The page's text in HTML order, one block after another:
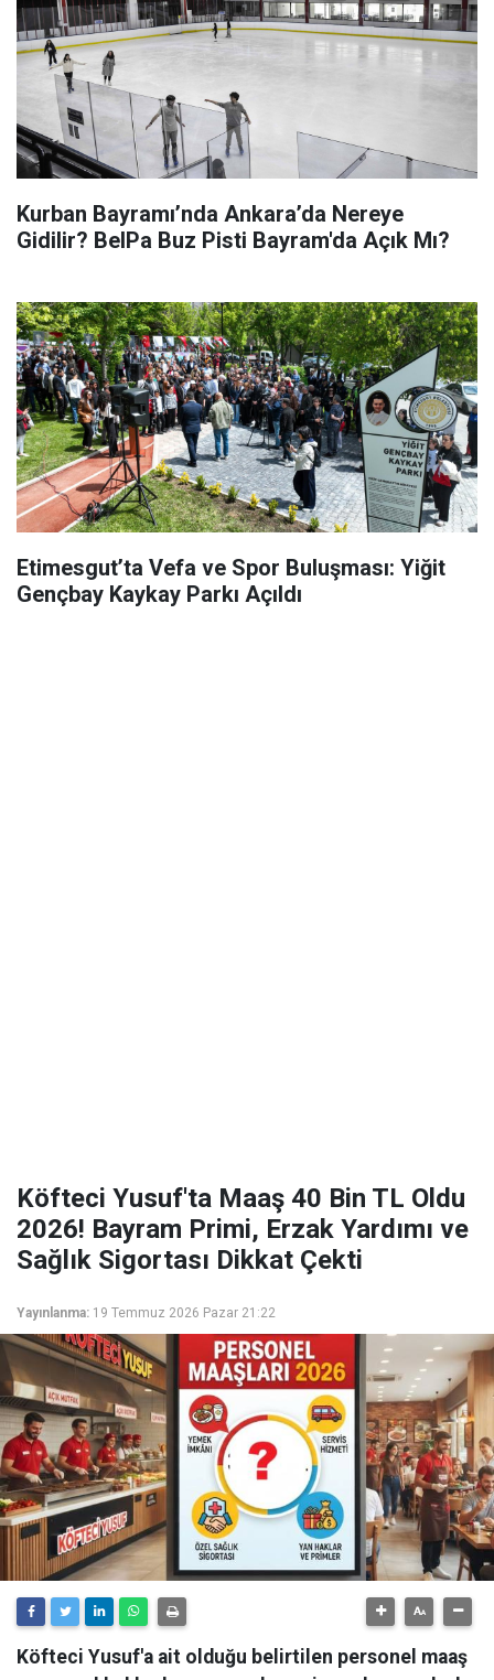
Kurban Bayramı’nda Ankara’da Nereye
Gidilir? BelPa Buz Pisti Bayram'da Açık Mı?
Etimesgut’ta Vefa ve Spor Buluşması: Yiğit
Gençbay Kaykay Parkı Açıldı
Köfteci Yusuf'ta Maaş 40 Bin TL Oldu
2026! Bayram Primi, Erzak Yardımı ve
Sağlık Sigortası Dikkat Çekti
Yayınlanma: 19 Temmuz 2026 Pazar 21:22
Köfteci Yusuf'a ait olduğu belirtilen personel maaş